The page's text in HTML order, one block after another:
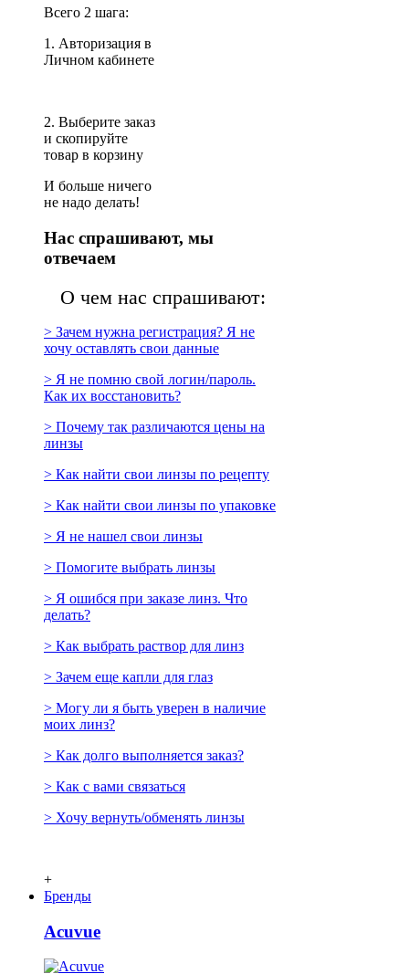
Всего 2 шага:
1. Авторизация в
Личном кабинете
2. Выберите заказ
и скопируйте
товар в корзину
И больше ничего
не надо делать!
Нас спрашивают, мы
отвечаем
О чем нас спрашивают:
> Зачем нужна регистрация? Я не
хочу оставлять свои данные
> Я не помню свой логин/пароль.
Как их восстановить?
> Почему так различаются цены на
линзы
> Как найти свои линзы по рецепту
> Как найти свои линзы по упаковке
> Я не нашел свои линзы
> Помогите выбрать линзы
> Я ошибся при заказе линз. Что
делать?
> Как выбрать раствор для линз
> Зачем еще капли для глаз
> Могу ли я быть уверен в наличие
моих линз?
> Как долго выполняется заказ?
> Как с вами связаться
> Хочу вернуть/обменять линзы
+
Бренды
Acuvue